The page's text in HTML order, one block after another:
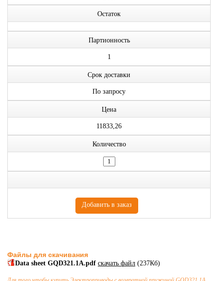
Остаток
Партионность
1
Срок доставки
По запросу
Цена
11833,26
Количество
Файлы для скачивания
Data sheet GQD321.1A.pdf скачать файл (237Кб)